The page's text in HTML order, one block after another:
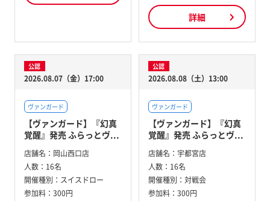
詳細
公認
2026.08.07（金）17:00
ヴァンガード
【ヴァンガード】『幻真
覚醒』発売 ふらっとヴ...
店舗名： 岡山西口店
人数： 16名
開催種別： スイスドロー
参加料： 300円
公認
2026.08.08（土）13:00
ヴァンガード
【ヴァンガード】『幻真
覚醒』発売 ふらっとヴ...
店舗名： 宇都宮店
人数： 16名
開催種別： 対戦会
参加料： 300円